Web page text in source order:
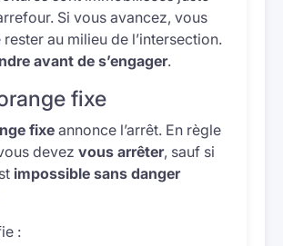
Si vous avancez, vous
au milieu de l’intersection.
avant de s’engager.
fixe
fixe annonce l’arrêt. En règle
devez vous arrêter, sauf si
impossible sans danger
: